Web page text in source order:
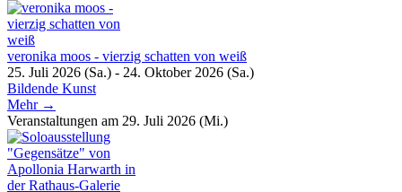
veronika moos - vierzig schatten von weiß
25. Juli 2026 (Sa.) - 24. Oktober 2026 (Sa.)
Bildende Kunst
Mehr →
Veranstaltungen am 29. Juli 2026 (Mi.)